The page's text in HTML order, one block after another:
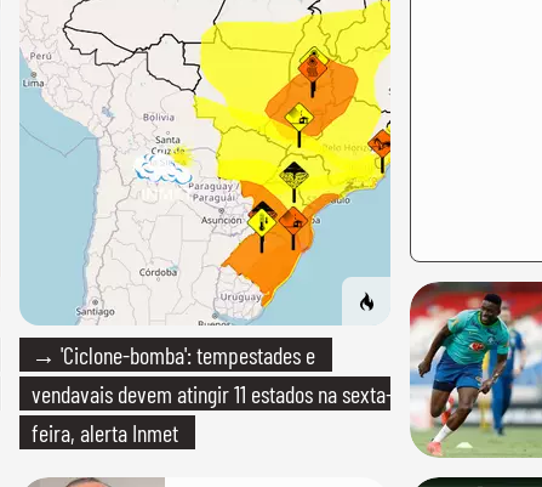
→ 'Ciclone-bomba': tempestades e
vendavais devem atingir 11 estados na sexta-
feira, alerta Inmet